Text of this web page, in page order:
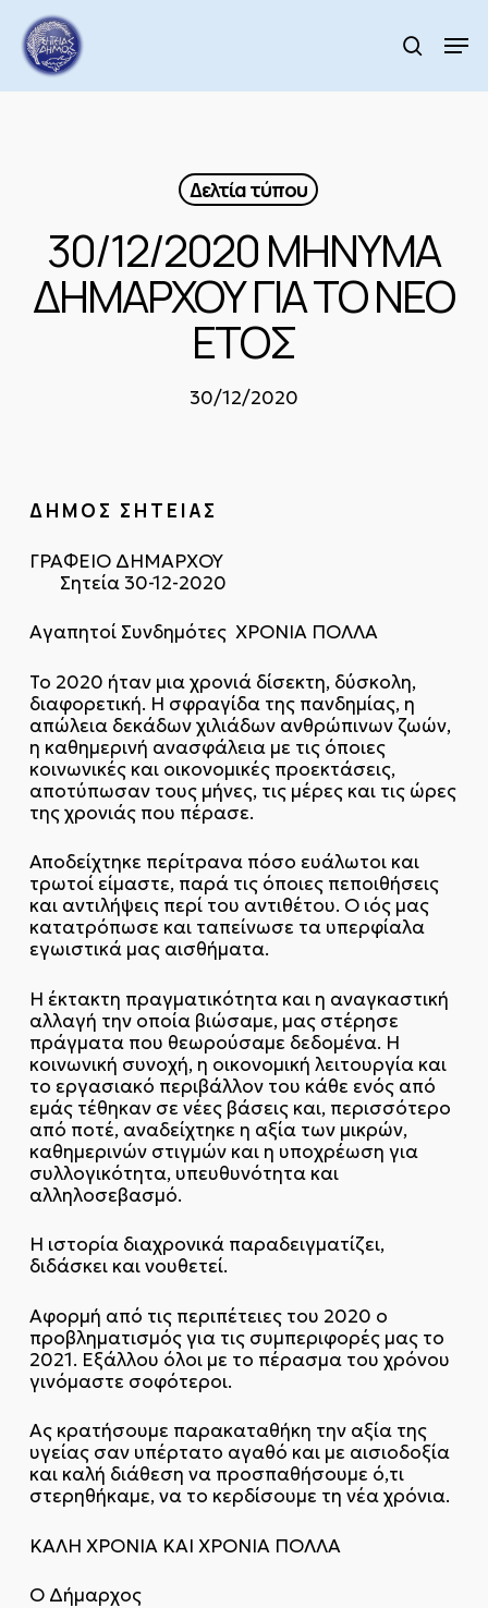
main
content
search
Δελτία τύπου
30/12/2020 ΜΗΝΥΜΑ
ΔΗΜΑΡΧΟΥ ΓΙΑ ΤΟ ΝΕΟ
ΕΤΟΣ
30/12/2020
Δ Η Μ Ο Σ Σ Η Τ Ε Ι Α Σ
ΓΡΑΦΕΙΟ ΔΗΜΑΡΧΟΥ
Σητεία 30-12-2020
Αγαπητοί Συνδημότες ΧΡΟΝΙΑ ΠΟΛΛΑ
Το 2020 ήταν μια χρονιά δίσεκτη, δύσκολη,
διαφορετική. Η σφραγίδα της πανδημίας, η
απώλεια δεκάδων χιλιάδων ανθρώπινων ζωών,
η καθημερινή ανασφάλεια με τις όποιες
κοινωνικές και οικονομικές προεκτάσεις,
αποτύπωσαν τους μήνες, τις μέρες και τις ώρες
της χρονιάς που πέρασε.
Αποδείχτηκε περίτρανα πόσο ευάλωτοι και
τρωτοί είμαστε, παρά τις όποιες πεποιθήσεις
και αντιλήψεις περί του αντιθέτου. Ο ιός μας
κατατρόπωσε και ταπείνωσε τα υπερφίαλα
εγωιστικά μας αισθήματα.
Η έκτακτη πραγματικότητα και η αναγκαστική
αλλαγή την οποία βιώσαμε, μας στέρησε
πράγματα που θεωρούσαμε δεδομένα. Η
κοινωνική συνοχή, η οικονομική λειτουργία και
το εργασιακό περιβάλλον του κάθε ενός από
εμάς τέθηκαν σε νέες βάσεις και, περισσότερο
από ποτέ, αναδείχτηκε η αξία των μικρών,
καθημερινών στιγμών και η υποχρέωση για
συλλογικότητα, υπευθυνότητα και
αλληλοσεβασμό.
Η ιστορία διαχρονικά παραδειγματίζει,
διδάσκει και νουθετεί.
Αφορμή από τις περιπέτειες του 2020 ο
προβληματισμός για τις συμπεριφορές μας το
2021. Εξάλλου όλοι με το πέρασμα του χρόνου
γινόμαστε σοφότεροι.
Ας κρατήσουμε παρακαταθήκη την αξία της
υγείας σαν υπέρτατο αγαθό και με αισιοδοξία
και καλή διάθεση να προσπαθήσουμε ό,τι
στερηθήκαμε, να το κερδίσουμε τη νέα χρόνια.
ΚΑΛΗ ΧΡΟΝΙΑ ΚΑΙ ΧΡΟΝΙΑ ΠΟΛΛΑ
Ο Δήμαρχος
Menu